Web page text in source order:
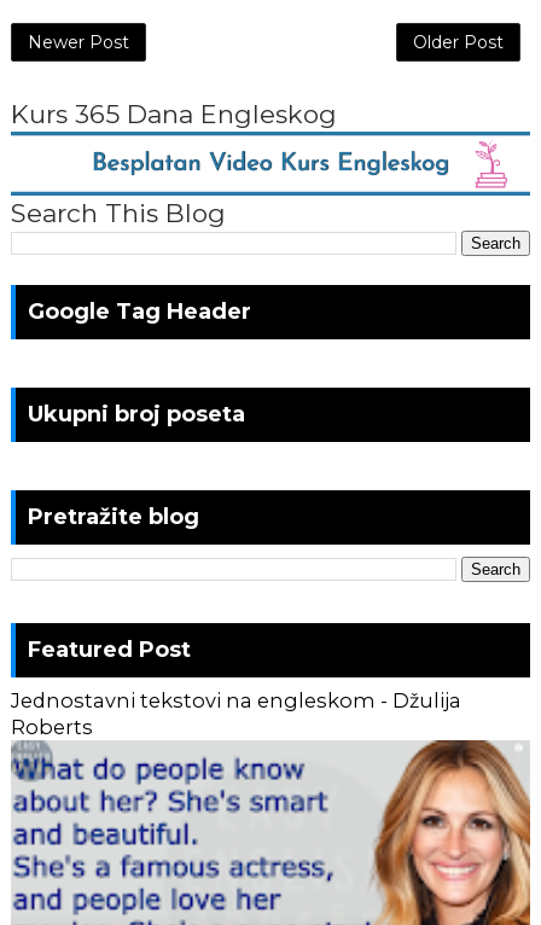
Newer Post Older Post
Kurs 365 Dana Engleskog
Search This Blog
Google Tag Header
Ukupni broj poseta
Pretražite blog
Featured Post
Jednostavni tekstovi na engleskom - Džulija
Roberts